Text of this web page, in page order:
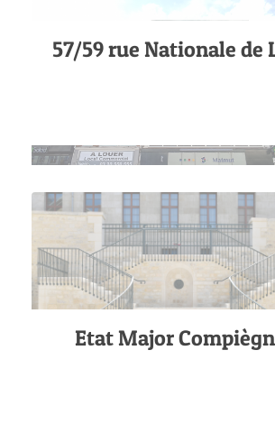
57/59 rue Nationale de
Etat Major